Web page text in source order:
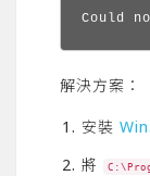
Could
解決方案：
安裝
將